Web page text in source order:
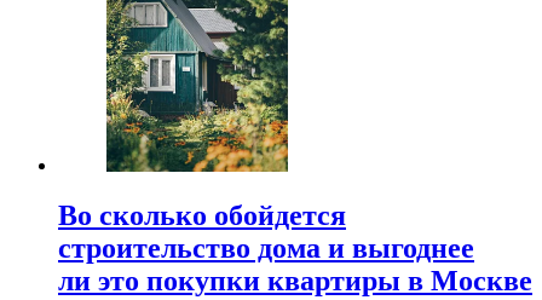
Во сколько обойдется
строительство дома и выгоднее
ли это покупки квартиры в Москве